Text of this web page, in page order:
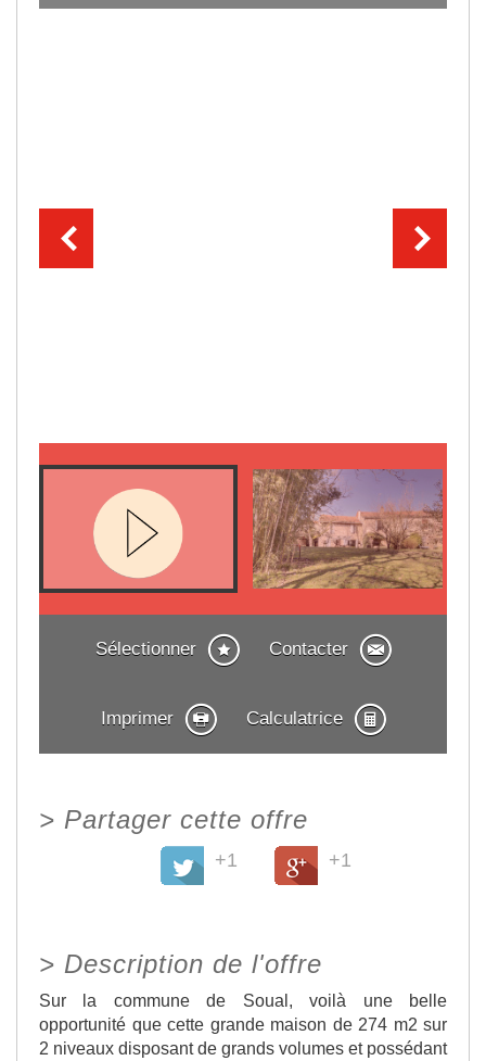
Sélectionner Contacter
Imprimer Calculatrice
> Partager cette offre
+1 +1
> Description de l'offre
Sur la commune de Soual, voilà une belle
opportunité que cette grande maison de 274 m2 sur
2 niveaux disposant de grands volumes et possédant